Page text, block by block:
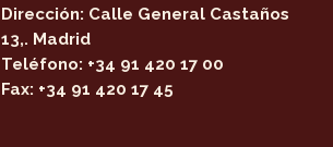
Dirección: Calle General Castaños
13,. Madrid
Teléfono: +34 91 420 17 00
Fax: +34 91 420 17 45